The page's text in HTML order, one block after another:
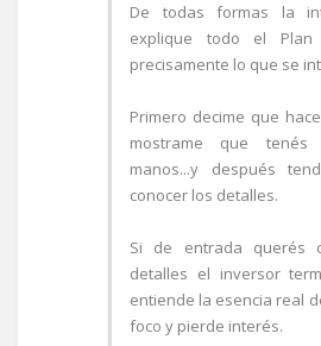
De todas formas la
explique todo el
precisamente lo que se
Primero decime que
mostrame que
manos...y después
conocer los detalles.
Si de entrada querés
detalles el inversor
entiende la esencia real
foco y pierde interés.